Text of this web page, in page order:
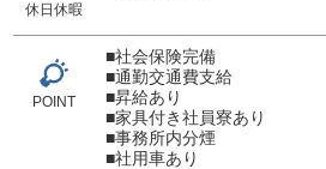
休日休暇
POINT
■社会保険完備
■通勤交通費支給
■昇給あり
■家具付き社員寮あり
■事務所内分煙
■社用車あり